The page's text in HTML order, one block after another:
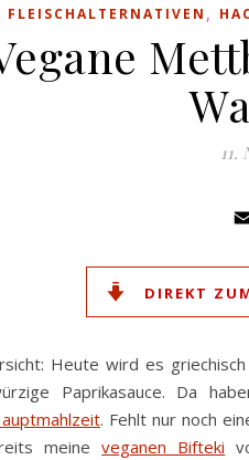
FLEISCHALTERNATIVEN ,
11.
DIREKT
Heute wird es
Paprikasauce. Da
. Fehlt nur noch
meineveganen Bifteki